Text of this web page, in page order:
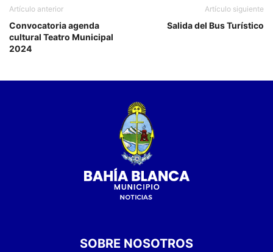
Artículo anterior
Convocatoria agenda
cultural Teatro Municipal
2024
Artículo siguiente
Salida del Bus Turístico
SOBRE NOSOTROS